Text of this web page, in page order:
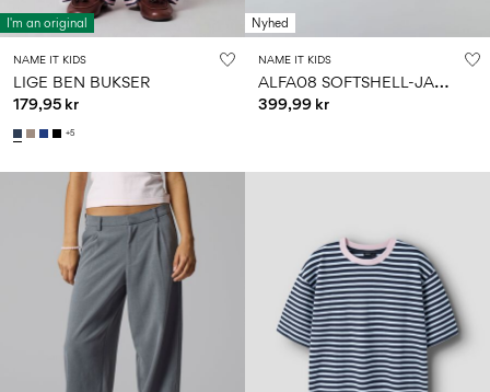
I'm an original
NAME IT KIDS
LIGE BEN BUKSER
179,95 kr
+5
Nyhed
NAME IT KIDS
A
LFA08 SOFTSHELL-JAKKE
399,99 kr